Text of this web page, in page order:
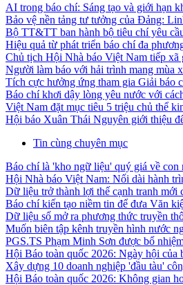
AI trong báo chí: Sáng tạo và giới hạn
Bảo vệ nền tảng tư tưởng của Đảng:
Bộ TT&TT ban hành bộ tiêu chí yêu
Hiệu quả từ phát triển báo chí đa
Chủ tịch Hội Nhà báo Việt Nam tiếp xã
Người làm báo với hải trình mang mùa
Tích cực hưởng ứng tham gia Giải báo
Báo chí khơi dậy lòng yêu nước với
Việt Nam đặt mục tiêu 5 triệu chủ thể
Hội báo Xuân Thái Nguyên giới thiệu
Tin cùng chuyên mục
Báo chí là 'kho ngữ liệu' quý giá về
Hội Nhà báo Việt Nam: Nối dài hành
Dữ liệu trở thành lợi thế cạnh tranh mới
Báo chí kiến tạo niềm tin để đưa Văn
Dữ liệu số mở ra phương thức truyền
Muốn biên tập kênh truyền hình nước
PGS.TS Phạm Minh Sơn được bổ
Hội Báo toàn quốc 2026: Ngày hội
Xây dựng 10 doanh nghiệp 'đầu tàu'
Hội Báo toàn quốc 2026: Không gian